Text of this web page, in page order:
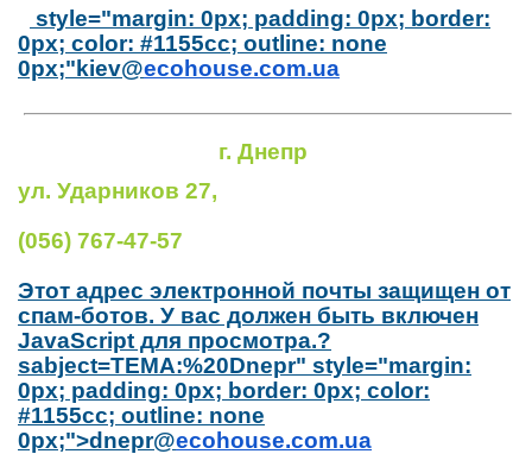
style="margin: 0px; padding: 0px; border:
0px; color: #1155cc; outline: none
0px;" kiev@ecohouse.com.ua
г. Днепр
ул. Ударников 27,
(056) 767-47-57
Этот адрес электронной почты защищен от
спам-ботов. У вас должен быть включен
JavaScript для просмотра.?
sabject=TEMA:%20Dnepr" style="margin:
0px; padding: 0px; border: 0px; color:
#1155cc; outline: none
0px;">dnepr@ecohouse.com.ua